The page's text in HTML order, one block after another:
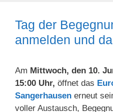
Tag der
anmelden und
Am Mittwoch, den 10.
15:00 Uhr, öffnet das
Sangerhausen erneut
voller Austausch,